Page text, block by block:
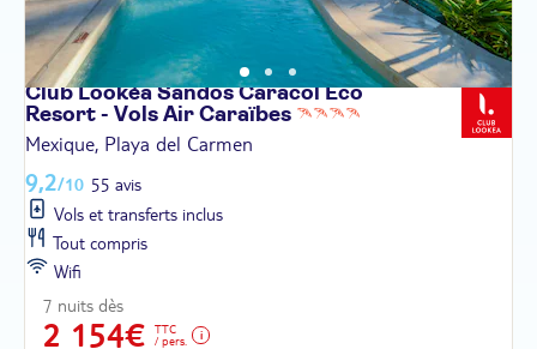
Club Lookéa Sandos Caracol Eco
Resort - Vols Air Caraïbes
Mexique, Playa del Carmen
9,2/10 55 avis
Vols et transferts inclus
Tout compris
Wifi
7 nuits dès
2 154€
TTC
/ pers.